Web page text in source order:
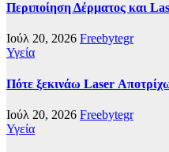
Περιποίηση Δέρματος και
Ιούλ 20, 2026 Freebytegr
Υγεία
Πότε ξεκινάω Laser
Ιούλ 20, 2026 Freebytegr
Υγεία